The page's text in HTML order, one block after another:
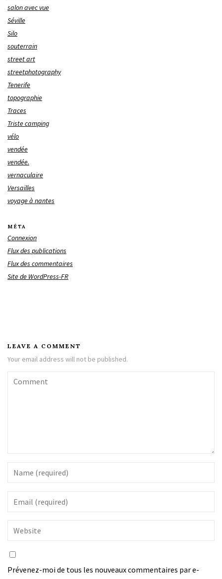
salon avec vue
Séville
Silo
souterrain
street art
streetphotography
Tenerife
topographie
Traces
Triste camping
vélo
vendée
vendée.
vernaculaire
Versailles
voyage à nantes
MÉTA
Connexion
Flux des publications
Flux des commentaires
Site de WordPress-FR
LEAVE A COMMENT
Your email address will not be published.
Prévenez-moi de tous les nouveaux commentaires par e-